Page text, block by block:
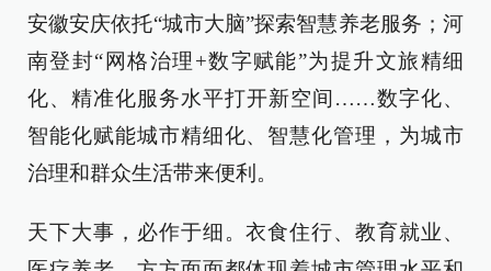
安徽安庆依托“城市大脑”探索智慧养老服务；河
南登封“网格治理+数字赋能”为提升文旅精细
化、精准化服务水平打开新空间……数字化、
智能化赋能城市精细化、智慧化管理，为城市
治理和群众生活带来便利。
天下大事，必作于细。衣食住行、教育就业、